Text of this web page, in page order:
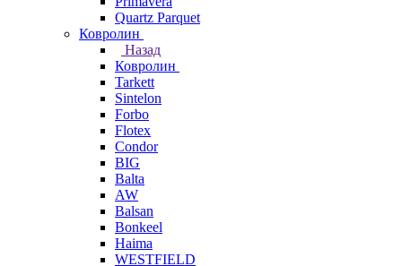
Quartz Parquet
Ковролин
Назад
Ковролин
Tarkett
Sintelon
Forbo
Flotex
Condor
BIG
Balta
AW
Balsan
Bonkeel
Haima
WESTFIELD